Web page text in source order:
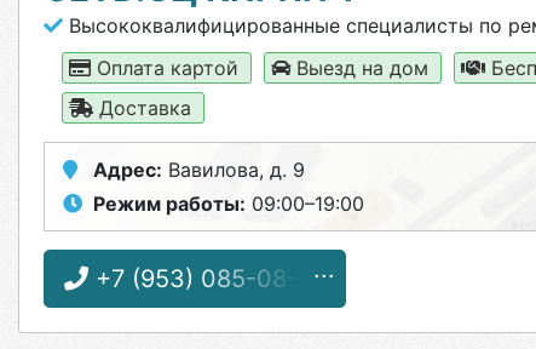
Высококвалифицированные специалисты по
Оплата картой
Выезд на дом
Доставка
Адрес: Вавилова, д. 9
Режим работы: 09:00–19:00
+7 (953) 085-08-26